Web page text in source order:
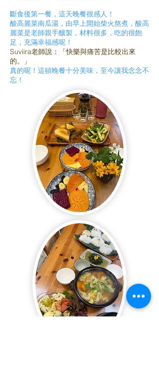
斷食後第一餐，這天晚餐很感人！
酸高麗菜南瓜湯，由早上開始柴火熬煮，酸高
麗菜是老師親手釀製，材料很多，吃的很飽
足，充滿幸福感呢！
Suviira老師說：「快樂與痛苦是比較出來
的。」
真的呢！這頓晚餐十分美味，至今讓我念念不
忘！